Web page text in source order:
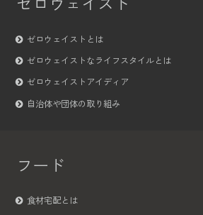
ゼロウェイスト
ゼロウェイストとは
ゼロウェイストなライフスタイルとは
ゼロウェイストアイディア
自治体や団体の取り組み
フード
食材宅配とは